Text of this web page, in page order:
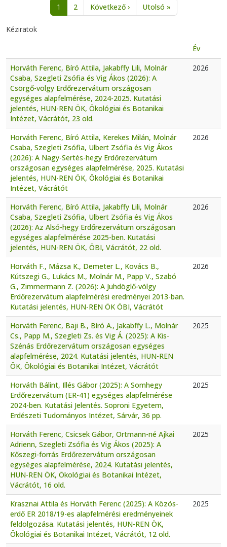
Oldalszámozás
1 2 Következő ›Következő oldal
Utolsó »Utolsó oldal
Kéziratok
Év
Horváth Ferenc, Bíró Attila, Jakabffy Lili, Molnár
Csaba, Szegleti Zsófia és Vig Ákos (2026): A
Csörgő-völgy Erdőrezervátum országosan
egységes alapfelmérése, 2024-2025. Kutatási
jelentés, HUN-REN ÖK, Ökológiai és Botanikai
Intézet, Vácrátót, 23 old.
2026
Horváth Ferenc, Bíró Attila, Kerekes Milán, Molnár
Csaba, Szegleti Zsófia, Ulbert Zsófia és Vig Ákos
(2026): A Nagy-Sertés-hegy Erdőrezervátum
országosan egységes alapfelmérése, 2025. Kutatási
jelentés, HUN-REN ÖK, Ökológiai és Botanikai
Intézet, Vácrátót
2026
Horváth Ferenc, Bíró Attila, Jakabffy Lili, Molnár
Csaba, Szegleti Zsófia, Ulbert Zsófia és Vig Ákos
(2026): Az Alsó-hegy Erdőrezervátum országosan
egységes alapfelmérése 2025-ben. Kutatási
jelentés, HUN-REN ÖK, ÖBI, Vácrátót, 22 old.
2026
Horváth F., Mázsa K., Demeter L., Kovács B.,
Kútszegi G., Lukács M., Molnár M., Papp V., Szabó
G., Zimmermann Z. (2026): A Juhdöglő-völgy
Erdőrezervátum alapfelmérési eredményei 2013-ban.
Kutatási jelentés, HUN-REN ÖK ÖBI, Vácrátót
2026
Horváth Ferenc, Baji B., Bíró A., Jakabffy L., Molnár
Cs., Papp M., Szegleti Zs. és Vig Á. (2025): A Kis-
Szénás Erdőrezervátum országosan egységes
alapfelmérése, 2024. Kutatási jelentés, HUN-REN
ÖK, Ökológiai és Botanikai Intézet, Vácrátót
2025
Horváth Bálint, Illés Gábor (2025): A Somhegy
Erdőrezervátum (ER-41) egységes alapfelmérése
2024-ben. Kutatási Jelentés. Soproni Egyetem,
Erdészeti Tudományos Intézet, Sárvár, 36 pp.
2025
Horváth Ferenc, Csicsek Gábor, Ortmann-né Ajkai
Adrienn, Szegleti Zsófia és Vig Ákos (2025): A
Kőszegi-forrás Erdőrezervátum országosan
egységes alapfelmérése, 2024. Kutatási jelentés,
HUN-REN ÖK, Ökológiai és Botanikai Intézet,
Vácrátót, 16 old.
2025
Krasznai Attila és Horváth Ferenc (2025): A Közös-
erdő ER 2018/19-es alapfelmérési eredményeinek
feldolgozása. Kutatási jelentés, HUN-REN ÖK,
Ökológiai és Botanikai Intézet, Vácrátót, 12 old.
2025